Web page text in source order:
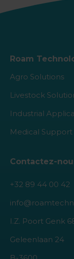
Roam
Agro Solutions
Livestock
Industrial
Medical Support
Contactez-
+32 89 44 00 42
I.Z. Poort Genk
Geleenlaan 24